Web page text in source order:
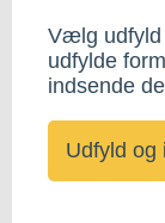
Vælg udfyld
udfylde
indsende